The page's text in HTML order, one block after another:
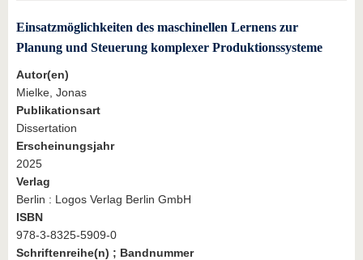
Einsatzmöglichkeiten des maschinellen Lernens zur
Planung und Steuerung komplexer Produktionssysteme
Autor(en)
Mielke, Jonas
Publikationsart
Dissertation
Erscheinungsjahr
2025
Verlag
Berlin : Logos Verlag Berlin GmbH
ISBN
978-3-8325-5909-0
Schriftenreihe(n) ; Bandnummer